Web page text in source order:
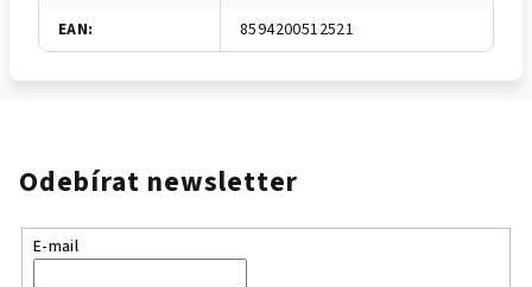
EAN: 8594200512521
Odebírat newsletter
E-mail